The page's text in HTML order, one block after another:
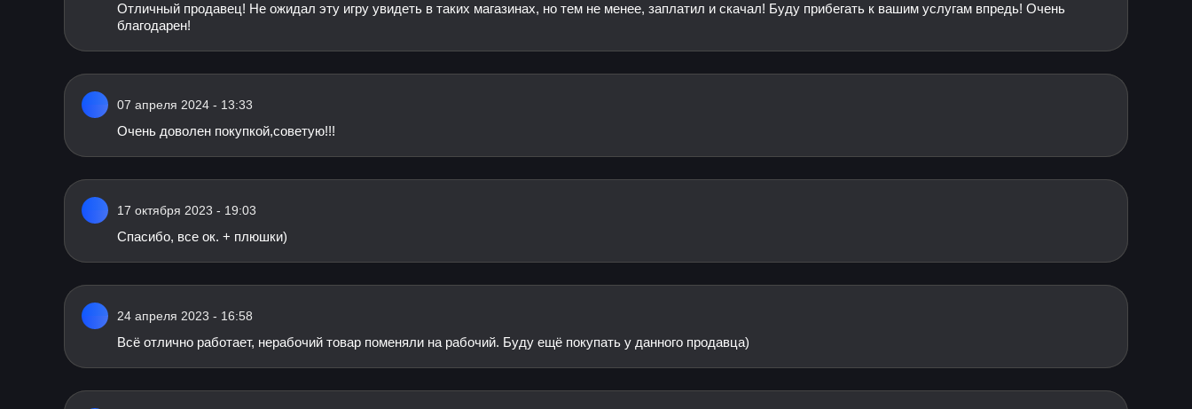
Отличный продавец! Не ожидал эту игру увидеть в таких магазинах, но тем не менее, заплатил и скачал! Буду прибегать к вашим услугам впредь! Очень
благодарен!
07 апреля 2024 - 13:33
Очень доволен покупкой,советую!!!
17 октября 2023 - 19:03
Спасибо, все ок. + плюшки)
24 апреля 2023 - 16:58
Всё отлично работает, нерабочий товар поменяли на рабочий. Буду ещё покупать у данного продавца)